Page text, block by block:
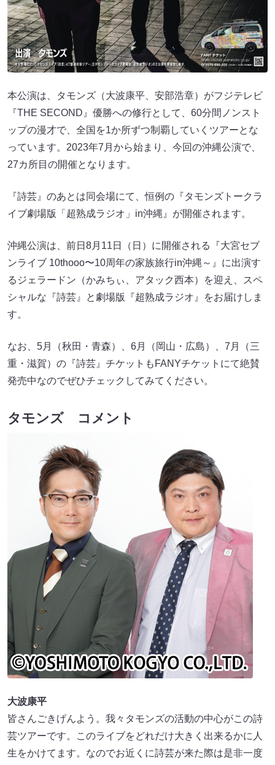
本公演は、タモンズ（大波康平、安部浩章）がフジテレビ
『THE SECOND』優勝への修行として、60分間ノンスト
ップの漫才で、全国を1か所ずつ制覇していくツアーとな
っています。2023年7月から始まり、今回の沖縄公演で、
27カ所目の開催となります。
『詩芸』のあとは同会場にて、恒例の『タモンズトークラ
イブ劇場版「超熟成ラジオ」in沖縄』が開催されます。
沖縄公演は、前日8月11日（日）に開催される『大宮セブ
ンライブ 10thooo〜10周年の家族旅行in沖縄～』に出演す
るジェラードン（かみちぃ、アタック西本）を迎え、スペ
シャルな『詩芸』と劇場版『超熟成ラジオ』をお届けしま
す。
なお、5月（秋田・青森）、6月（岡山・広島）、7月（三
重・滋賀）の『詩芸』チケットもFANYチケットにて絶賛
発売中なのでぜひチェックしてみてください。
タモンズ コメント
大波康平
皆さんごきげんよう。我々タモンズの活動の中心がこの詩
芸ツアーです。このライブをどれだけ大きく出来るかに人
生をかけてます。なのでお近くに詩芸が来た際は是非一度